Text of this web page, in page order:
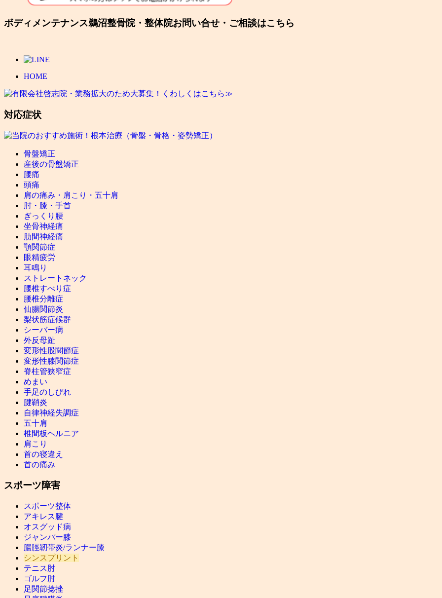
ボディメンテナンス鵜沼整骨院・整体院お問い合せ・ご相談はこちら
HOME
対応症状
骨盤矯正
産後の骨盤矯正
腰痛
頭痛
肩の痛み・肩こり・五十肩
肘・膝・手首
ぎっくり腰
坐骨神経痛
肋間神経痛
顎関節症
眼精疲労
耳鳴り
ストレートネック
腰椎すべり症
腰椎分離症
仙腸関節炎
梨状筋症候群
シーバー病
外反母趾
変形性股関節症
変形性膝関節症
脊柱管狭窄症
めまい
手足のしびれ
腱鞘炎
自律神経失調症
五十肩
椎間板ヘルニア
肩こり
首の寝違え
首の痛み
スポーツ障害
スポーツ整体
アキレス腱
オスグッド病
ジャンパー膝
腸脛靭帯炎/ランナー膝
シンスプリント
テニス肘
ゴルフ肘
足関節捻挫